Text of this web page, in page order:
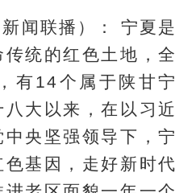
新闻联播）： 宁夏是
统的红色土地，全
有14个属于陕甘宁
大以来，在以习近
央坚强领导下，宁
基因，走好新时代